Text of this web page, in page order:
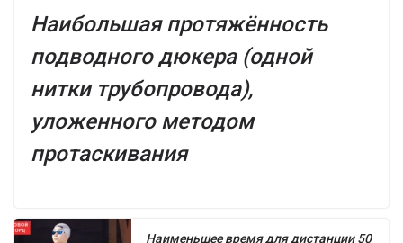
Наибольшая протяжённость
подводного дюкера (одной
нитки трубопровода),
уложенного методом
протаскивания
Наименьшее время для дистанции 50